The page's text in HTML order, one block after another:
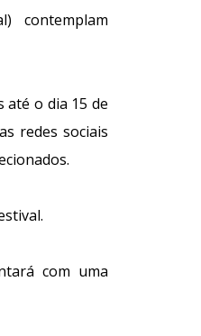
contemplam
até o dia 15 de
redes sociais
com uma